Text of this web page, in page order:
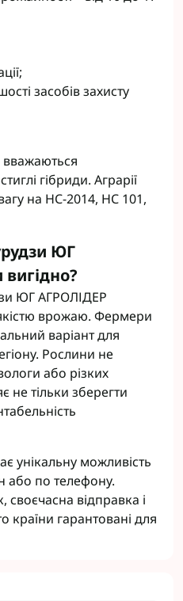
засобів захисту
гібриди. Аграрії
на НС-2014, НС 101,
ЮГ
ЮГ АГРОЛІДЕР
врожаю. Фермери
варіант для
Рослини не
або різких
не тільки зберегти
унікальну можливість
або по телефону.
відправка і
країни гарантовані для